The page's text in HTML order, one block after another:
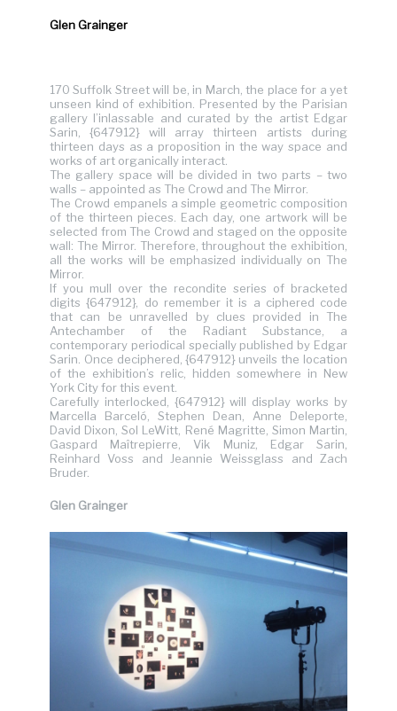
Glen Grainger
170 Suffolk Street will be, in March, the place for a yet
unseen kind of exhibition. Presented by the Parisian
gallery l’inlassable and curated by the artist Edgar
Sarin, {647912} will array thirteen artists during
thirteen days as a proposition in the way space and
works of art organically interact.
The gallery space will be divided in two parts – two
walls – appointed as The Crowd and The Mirror.
The Crowd empanels a simple geometric composition
of the thirteen pieces. Each day, one artwork will be
selected from The Crowd and staged on the opposite
wall: The Mirror. Therefore, throughout the exhibition,
all the works will be emphasized individually on The
Mirror.
If you mull over the recondite series of bracketed
digits {647912}, do remember it is a ciphered code
that can be unravelled by clues provided in The
Antechamber of the Radiant Substance, a
contemporary periodical specially published by Edgar
Sarin. Once deciphered, {647912} unveils the location
of the exhibition’s relic, hidden somewhere in New
York City for this event.
Carefully interlocked, {647912} will display works by
Marcella Barceló, Stephen Dean, Anne Deleporte,
David Dixon, Sol LeWitt, René Magritte, Simon Martin,
Gaspard Maîtrepierre, Vik Muniz, Edgar Sarin,
Reinhard Voss and Jeannie Weissglass and Zach
Bruder.
Glen Grainger